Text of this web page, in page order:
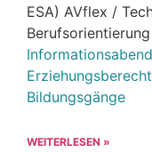
ESA) AVflex /
Bildungsgänge
WEITERLESEN »